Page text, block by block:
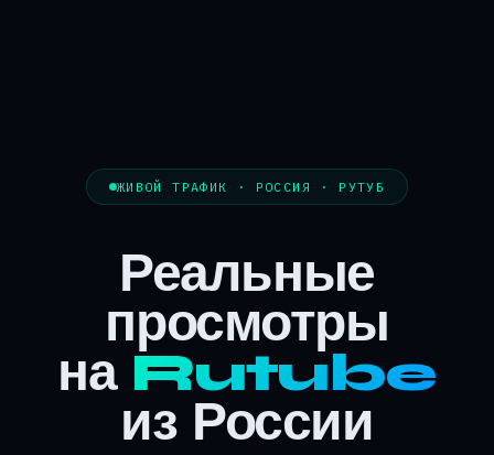
ЖИВОЙ ТРАФИК · РОССИЯ · РУТУБ
Реальные
просмотры
на Rutube
из России